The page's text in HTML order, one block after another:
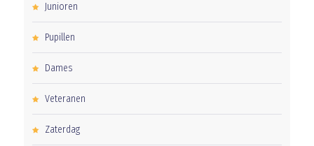
Junioren
Pupillen
Dames
Veteranen
Zaterdag